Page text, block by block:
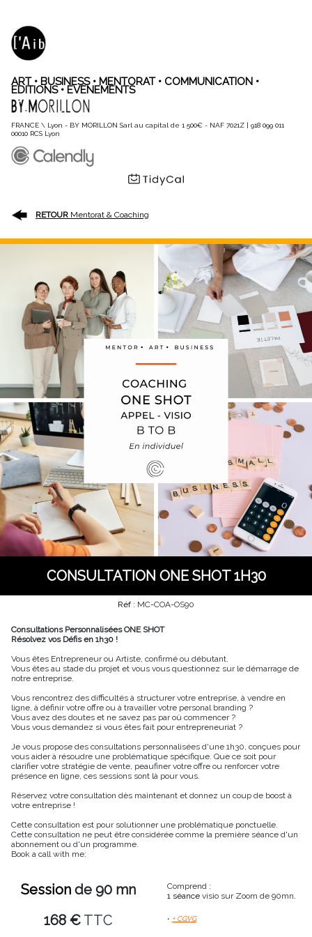
ART • BUSINESS • MENTORAT • COMMUNICATION •
EDITIONS • EVENEMENTS
FRANCE \ Lyon - BY MORILLON Sarl au capital de 1 500€ - NAF 7021Z | 918 099 011
00010 RCS Lyon
RETOURMentorat& Coaching
CONSULTATION ONE SHOT 1H30
Réf : MC-COA-OS90
Consultations Personnalisées ONE SHOT
Résolvez vos Défis en 1h30 !
Vous êtes Entrepreneur ou Artiste, confirmé ou débutant.
Vous êtes au stade du projet et vous vous questionnez sur le démarrage de
notre entreprise.
Vous rencontrez des difficultés à structurer votre entreprise, à vendre en
ligne, à définir votre offre ou à travailler votre personal branding ?
Vous avez des doutes et ne savez pas par où commencer ?
Vous vous demandez si vous êtes fait pour entrepreneuriat ?
Je vous propose des consultations personnalisées d'une 1h30, conçues pour
vous aider à résoudre une problématique spécifique. Que ce soit pour
clarifier votre stratégie de vente, peaufiner votre offre ou renforcer votre
présence en ligne, ces sessions sont là pour vous.
Réservez votre consultation dès maintenant et donnez un coup de boost à
votre entreprise !
Cette consultation est pour solutionner une problématique ponctuelle.
Cette consultation ne peut être considérée comme la première séance d'un
abonnement ou d'un programme.
Book a call with me:
Sessionde 90 mn
168 €TTC
Comprend :
1 séance visio sur Zoom de 90mn.
• + CGVG